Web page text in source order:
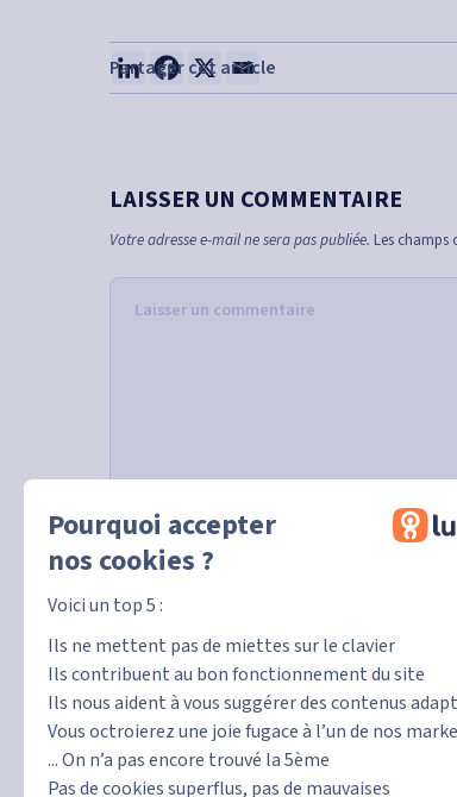
Pourquoi accepter
nos cookies ?
Voici un top 5 :
Ils ne mettent pas de miettes sur le clavier
Ils contribuent au bon fonctionnement du site
Ils nous aident à vous suggérer des contenus
Vous octroierez une joie fugace à l’un de nos
... On n’a pas encore trouvé la 5ème
Pas de cookies superflus, pas de mauvaises
LAISSER UN COMMENTAIRE
Votre adresse e-mail ne sera pas publiée. Les
Enregistrer mon nom, mon e-mail et